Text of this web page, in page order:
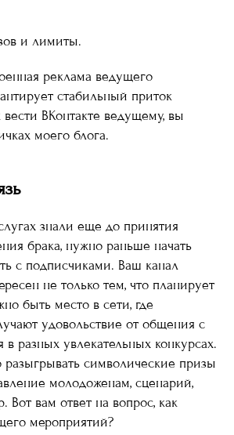
и лимиты.
реклама ведущего
стабильный приток
вести ВКонтакте ведущему, вы
моего блога.
знали еще до принятия
брака, нужно раньше начать
с подписчиками. Ваш канал
не только тем, что планирует
быть место в сети, где
удовольствие от общения с
в разных увлекательных конкурсах.
символические призы
молодоженам, сценарий,
Вот вам ответ на вопрос, как
мероприятий?